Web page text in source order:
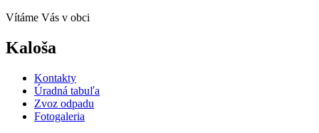
Vítáme Vás v obci
Kaloša
Kontakty
Úradná tabuľa
Zvoz odpadu
Fotogaleria